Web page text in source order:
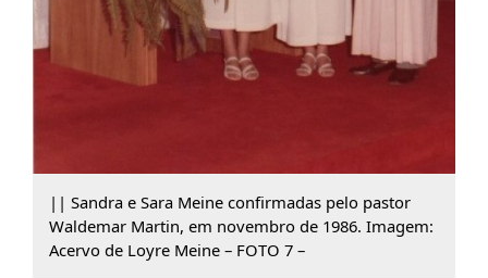
|| Sandra e Sara Meine confirmadas pelo pastor
Waldemar Martin, em novembro de 1986. Imagem:
Acervo de Loyre Meine – FOTO 7 –